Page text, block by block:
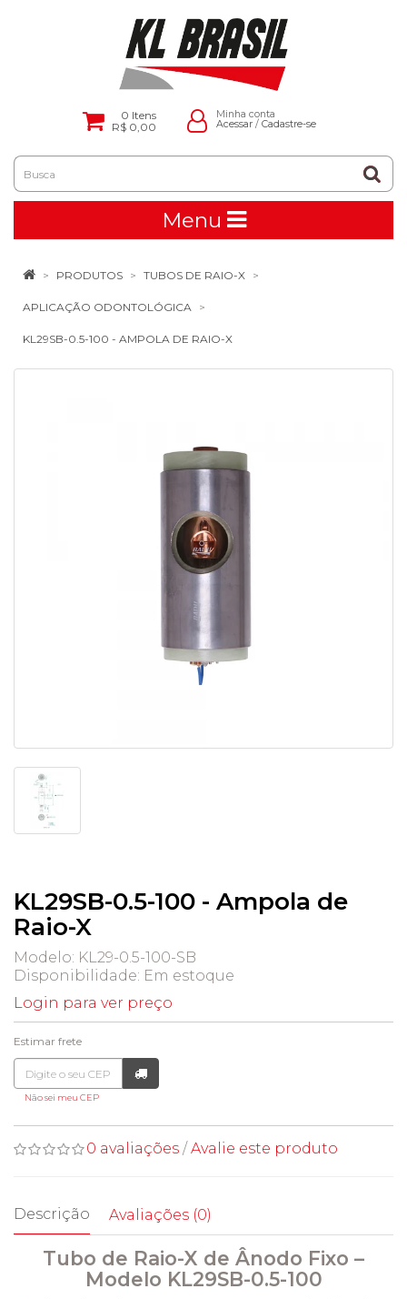
0 Itens
R$ 0,00
Minha conta
Acessar/ Cadastre-se
Menu
PRODUTOS TUBOS DE RAIO-X
APLICAÇÃO ODONTOLÓGICA
KL29SB-0.5-100 - AMPOLA DE RAIO-X
KL29SB-0.5-100 - Ampola de
Raio-X
Modelo: KL29-0.5-100-SB
Disponibilidade: Em estoque
Login para ver preço
Estimar frete
Não sei meu CEP
0 avaliações / Avalie este produto
Descrição Avaliações (0)
Tubo de Raio-X de Ânodo Fixo –
Modelo KL29SB-0.5-100